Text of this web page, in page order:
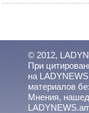
© 2012,
При
на
материалов
Мнения,